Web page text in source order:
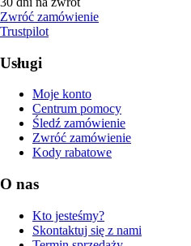
Zwróć zamówienie
Trustpilot
Usługi
Moje konto
Centrum pomocy
Śledź zamówienie
Zwróć zamówienie
Kody rabatowe
O nas
Kto jesteśmy?
Skontaktuj się z nami